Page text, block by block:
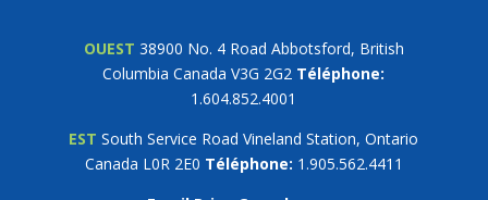
OUEST 38900 No. 4 Road Abbotsford, British
Columbia Canada V3G 2G2 Téléphone:
1.604.852.4001
EST South Service Road Vineland Station, Ontario
Canada L0R 2E0 Téléphone: 1.905.562.4411